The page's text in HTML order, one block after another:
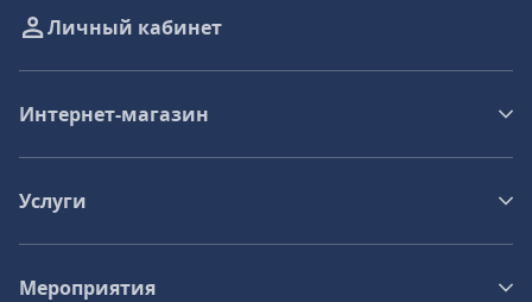
Личный кабинет
Интернет-магазин
Услуги
Мероприятия